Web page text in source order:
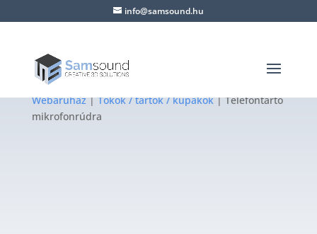
info@samsound.hu
Webáruház|Tokok / tartók / kupakok| Telefontartó
mikrofonrúdra